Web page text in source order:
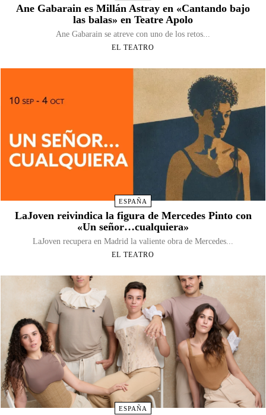
Ane Gabarain es Millán Astray en «Cantando bajo
las balas» en Teatre Apolo
Ane Gabarain se atreve con uno de los retos...
EL TEATRO
ESPAÑA
LaJoven reivindica la figura de Mercedes Pinto con
«Un señor…cualquiera»
LaJoven recupera en Madrid la valiente obra de Mercedes...
EL TEATRO
ESPAÑA